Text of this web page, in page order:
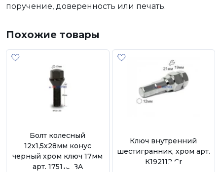
поручение, доверенность или печать.
Похожие товары
Болт колесный
12х1,5х28мм конус
черный хром ключ 17мм
арт. 175110 BA
Ключ внутренний
шестигранник, хром арт.
К192112 Cr